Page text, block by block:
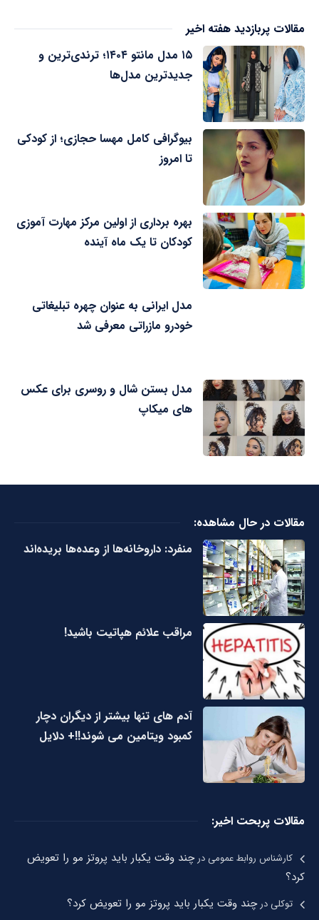
مقالات پربازدید هفته اخیر
۱۵ مدل مانتو ۱۴۰۴؛ ترندی‌ترین و
جدیدترین مدل‌ها
بیوگرافی کامل مهسا حجازی؛ از کودکی
تا امروز
بهره برداری از اولین مرکز مهارت آموزی
کودکان تا یک ماه آینده
مدل ایرانی به عنوان چهره تبلیغاتی
خودرو مازراتی معرفی شد
مدل بستن شال و روسری برای عکس
های میکاپ
مقالات در حال مشاهده:
منفرد: داروخانه‌ها از وعده‌ها بریده‌اند
مراقب علائم هپاتیت باشید!
آدم های تنها بیشتر از دیگران دچار
کمبود ویتامین می شوند!!+ دلایل
مقالات پربحت اخیر:
کارشناس روابط عمومیدرچند وقت یکبار باید پروتز مو را تعویض
کرد؟
توکلیدرچند وقت یکبار باید پروتز مو را تعویض کرد؟